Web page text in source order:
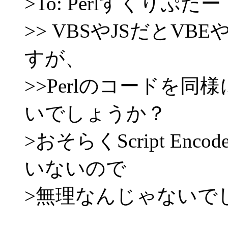
>> VBSやJSだとVBE
すが、
>>Perlのコードを同
いでしょうか？
>おそらくScript
いないので
>無理なんじゃないで